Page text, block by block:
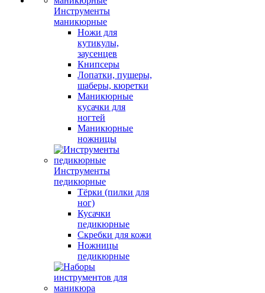
Инструменты
маникюрные
Ножи для
кутикулы,
заусенцев
Книпсеры
Лопатки, пушеры,
шаберы, кюретки
Маникюрные
кусачки для
ногтей
Маникюрные
ножницы
Инструменты
педикюрные
Тёрки (пилки для
ног)
Кусачки
педикюрные
Скребки для кожи
Ножницы
педикюрные